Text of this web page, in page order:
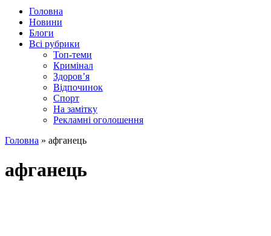
Головна
Новини
Блоги
Всі рубрики
Топ-теми
Кримінал
Здоров’я
Відпочинок
Спорт
На замітку
Рекламні оголошення
Головна » афганець
афганець